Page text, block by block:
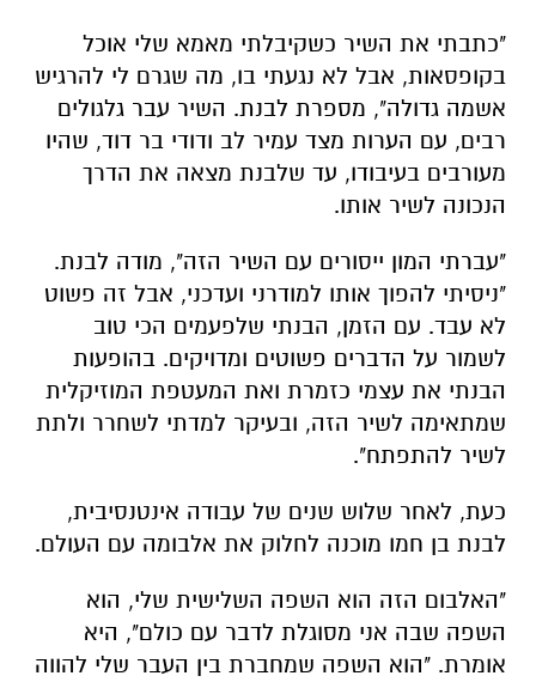
"כתבתי את השיר כשקיבלתי מאמא שלי אוכל
בקופסאות, אבל לא נגעתי בו, מה שגרם לי להרגיש
אשמה גדולה", מספרת לבנת. השיר עבר גלגולים
רבים, עם הערות מצד עמיר לב ודודי בר דוד, שהיו
מעורבים בעיבודו, עד שלבנת מצאה את הדרך
הנכונה לשיר אותו.
"עברתי המון ייסורים עם השיר הזה", מודה לבנת.
"ניסיתי להפוך אותו למודרני ועדכני, אבל זה פשוט
לא עבד. עם הזמן, הבנתי שלפעמים הכי טוב
לשמור על הדברים פשוטים ומדויקים. בהופעות
הבנתי את עצמי כזמרת ואת המעטפת המוזיקלית
שמתאימה לשיר הזה, ובעיקר למדתי לשחרר ולתת
לשיר להתפתח".
כעת, לאחר שלוש שנים של עבודה אינטנסיבית,
לבנת בן חמו מוכנה לחלוק את אלבומה עם העולם.
"האלבום הזה הוא השפה השלישית שלי, הוא
השפה שבה אני מסוגלת לדבר עם כולם", היא
אומרת. "הוא השפה שמחברת בין העבר שלי להווה